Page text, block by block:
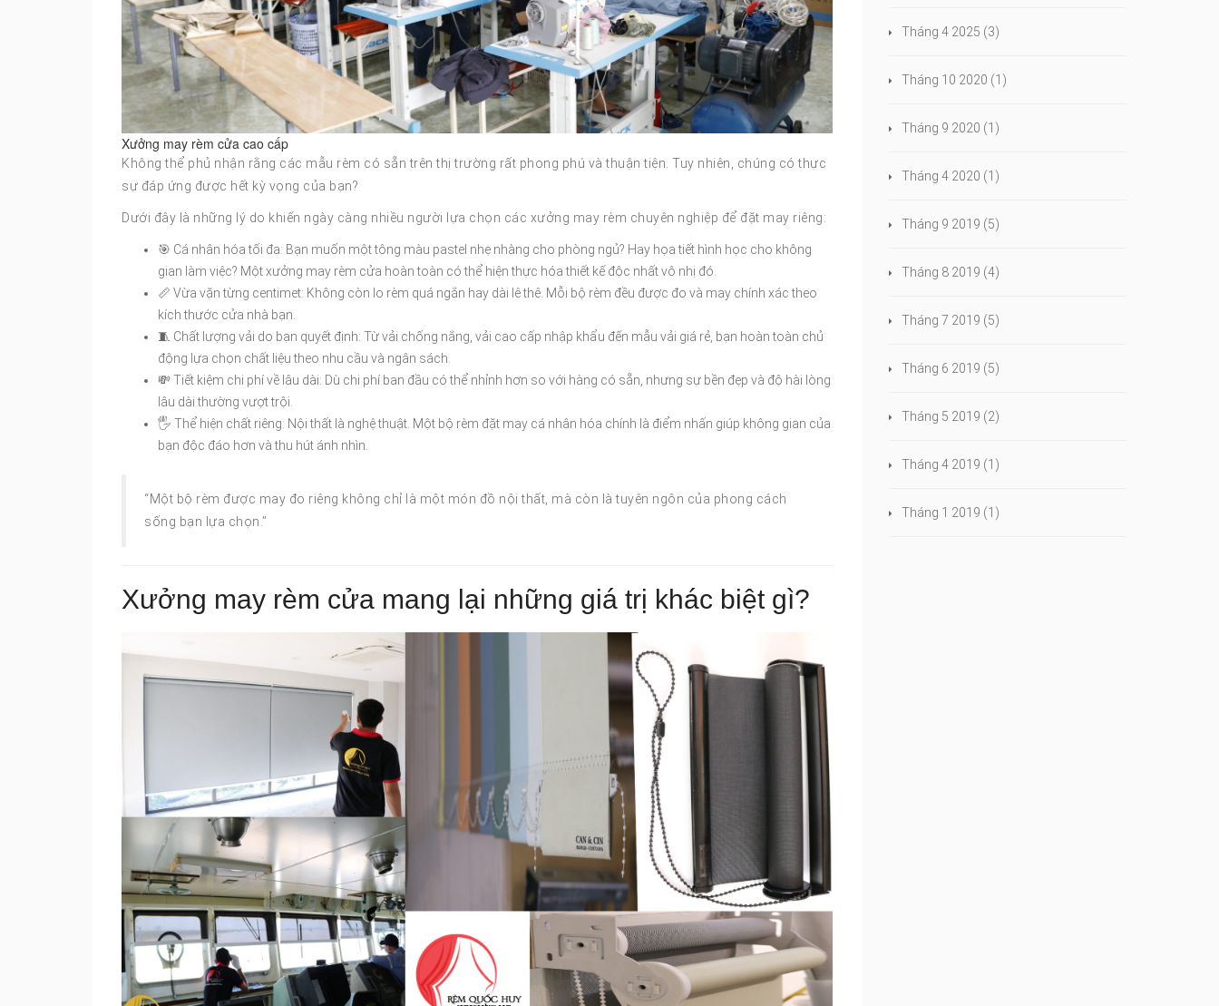
Xưởng may rèm cửa cao cấp
Không thể phủ nhận rằng các mẫu rèm có sẵn trên thị trường rất phong phú và thuận tiện. Tuy nhiên, chúng có thực
sự đáp ứng được hết kỳ vọng của bạn?
Dưới đây là những lý do khiến ngày càng nhiều người lựa chọn các xưởng may rèm chuyên nghiệp để đặt may riêng:
🎯 Cá nhân hóa tối đa: Bạn muốn một tông màu pastel nhẹ nhàng cho phòng ngủ? Hay họa tiết hình học cho không
gian làm việc? Một xưởng may rèm cửa hoàn toàn có thể hiện thực hóa thiết kế độc nhất vô nhị đó.
📏 Vừa vặn từng centimet: Không còn lo rèm quá ngắn hay dài lê thê. Mỗi bộ rèm đều được đo và may chính xác theo
kích thước cửa nhà bạn.
🧵 Chất lượng vải do bạn quyết định: Từ vải chống nắng, vải cao cấp nhập khẩu đến mẫu vải giá rẻ, bạn hoàn toàn chủ
động lựa chọn chất liệu theo nhu cầu và ngân sách.
💸 Tiết kiệm chi phí về lâu dài: Dù chi phí ban đầu có thể nhỉnh hơn so với hàng có sẵn, nhưng sự bền đẹp và độ hài lòng
lâu dài thường vượt trội.
🖐️ Thể hiện chất riêng: Nội thất là nghệ thuật. Một bộ rèm đặt may cá nhân hóa chính là điểm nhấn giúp không gian của
bạn độc đáo hơn và thu hút ánh nhìn.
“Một bộ rèm được may đo riêng không chỉ là một món đồ nội thất, mà còn là tuyên ngôn của phong cách
sống bạn lựa chọn.”
Xưởng may rèm cửa mang lại những giá trị khác biệt gì?
Tháng 4 2025 (3)
Tháng 10 2020 (1)
Tháng 9 2020 (1)
Tháng 4 2020 (1)
Tháng 9 2019 (5)
Tháng 8 2019 (4)
Tháng 7 2019 (5)
Tháng 6 2019 (5)
Tháng 5 2019 (2)
Tháng 4 2019 (1)
Tháng 1 2019 (1)